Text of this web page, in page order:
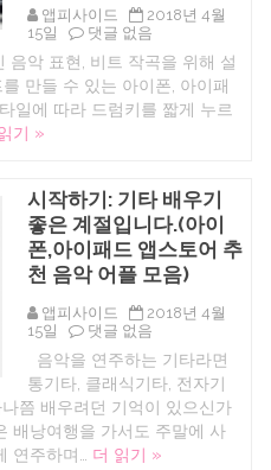
스
티
커
리
멤
버
416
앱피사이드
2018년 4월
15일
iOS
늘
무
료
앱:
양
한
음
악
스
타
을
연
주,
녹
음
할
수
있
는
댓글 없음
악 표현, 비트 작곡을 위해 설
만들 수 있는 아이폰, 아이패
일에 따라 드럼키를 짧게 누르
기 »
시작하기: 기타 배우기
좋은 계절입니다.(아이
폰,아이패드 앱스토어 추
천 음악 어플 모음)
앱피사이드
2018년 4월
15일
시
하
기:
기
타
배
우
댓글 없음
음악을 연주하는 기타라면
통기타, 클래식기타, 전자기
쯤 배우려던 기억이 있으신가
배낭여행을 가서도 주말에 사
연주하며… 더 읽기 »